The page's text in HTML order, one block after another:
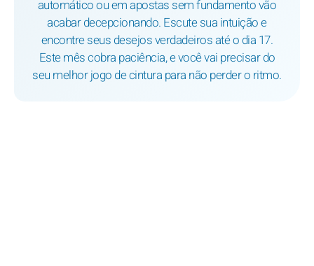
automático ou em apostas sem fundamento vão
acabar decepcionando. Escute sua intuição e
encontre seus desejos verdadeiros até o dia 17.
Este mês cobra paciência, e você vai precisar do
seu melhor jogo de cintura para não perder o ritmo.